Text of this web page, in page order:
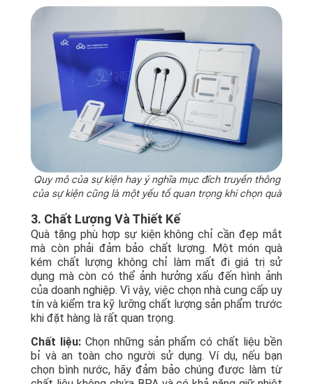
Quy mô của sự kiện hay ý nghĩa mục đích truyền thông
của sự kiện cũng là một yếu tố quan trọng khi chọn quà
3. Chất Lượng Và Thiết Kế
Quà tặng phù hợp sự kiện không chỉ cần đẹp mắt
mà còn phải đảm bảo chất lượng. Một món quà
kém chất lượng không chỉ làm mất đi giá trị sử
dụng mà còn có thể ảnh hưởng xấu đến hình ảnh
của doanh nghiệp. Vì vậy, việc chọn nhà cung cấp uy
tín và kiểm tra kỹ lưỡng chất lượng sản phẩm trước
khi đặt hàng là rất quan trọng.
Chất liệu:Chọn những sản phẩm có chất liệu bền
bỉ và an toàn cho người sử dụng. Ví dụ, nếu bạn
chọn bình nước, hãy đảm bảo chúng được làm từ